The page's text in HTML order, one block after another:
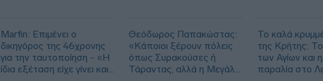
Marfin: Επιμένει ο
δικηγόρος της 46χρονης
για την ταυτοποίηση - «Η
ίδια εξέταση είχε γίνει και
Θεόδωρος Παπακώστας:
«Κάποιοι ξέρουν πόλεις
όπως Συρακούσες ή
Τάραντας, αλλά η Μεγάλη
Το καλά
της Κρήτης:
των Αγίων και
παραλία στο